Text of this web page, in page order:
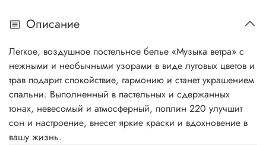
Описание
Легкое, воздушное постельное белье «Музыка ветра» с
нежными и необычными узорами в виде луговых цветов и
трав подарит спокойствие, гармонию и станет украшением
спальни. Выполненный в пастельных и сдержанных
тонах, невесомый и атмосферный, поплин 220 улучшит
сон и настроение, внесет яркие краски и вдохновение в
вашу жизнь.